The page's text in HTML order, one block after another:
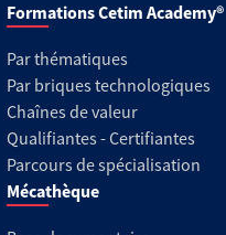
Formations Cetim Academy®
Par thématiques
Par briques technologiques
Chaînes de valeur
Qualifiantes - Certifiantes
Parcours de spécialisation
Mécathèque